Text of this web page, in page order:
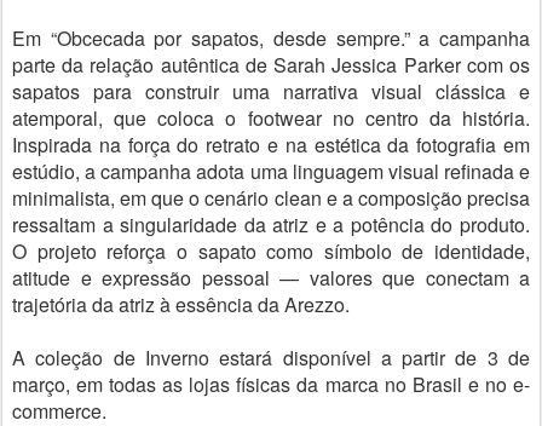
Em “Obcecada por sapatos, desde sempre.” a campanha
parte da relação autêntica de Sarah Jessica Parker com os
sapatos para construir uma narrativa visual clássica e
atemporal, que coloca o footwear no centro da história.
Inspirada na força do retrato e na estética da fotografia em
estúdio, a campanha adota uma linguagem visual refinada e
minimalista, em que o cenário clean e a composição precisa
ressaltam a singularidade da atriz e a potência do produto.
O projeto reforça o sapato como símbolo de identidade,
atitude e expressão pessoal — valores que conectam a
trajetória da atriz à essência da Arezzo.
A coleção de Inverno estará disponível a partir de 3 de
março, em todas as lojas físicas da marca no Brasil e no e-
commerce.